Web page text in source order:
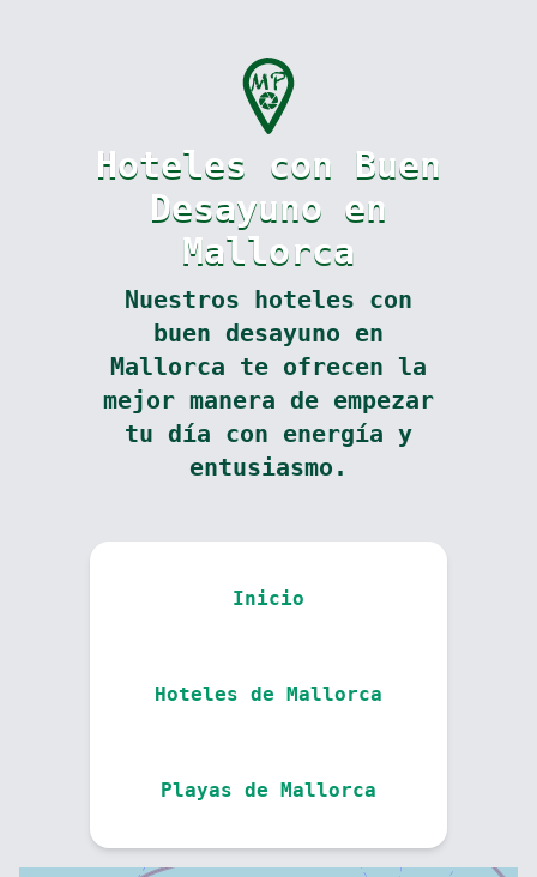
Hoteles con Buen
Desayuno en
Mallorca
Nuestros hoteles con
buen desayuno en
Mallorca te ofrecen la
mejor manera de empezar
tu día con energía y
entusiasmo.
Inicio
Hoteles de Mallorca
Playas de Mallorca